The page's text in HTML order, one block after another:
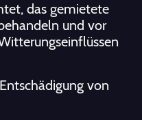
das gemietete
und vor
von